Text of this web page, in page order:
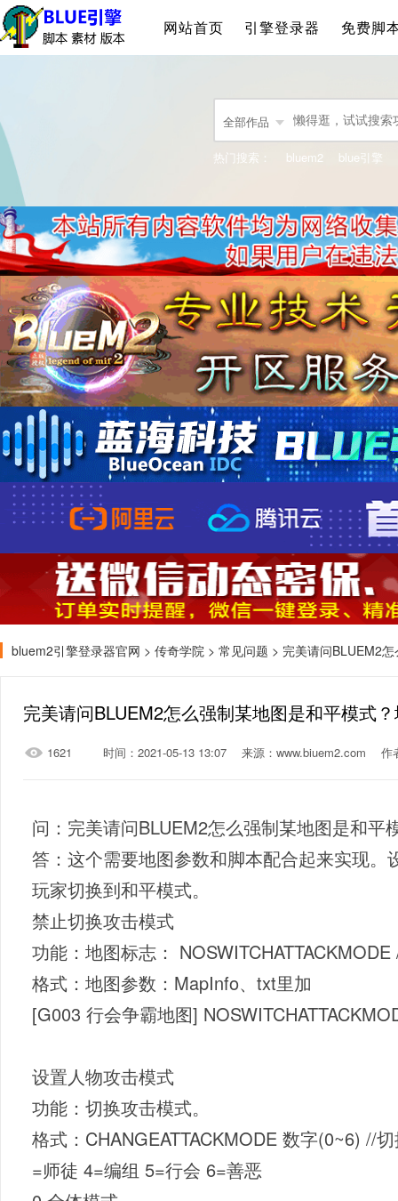
网站首页 引擎登录器 免费脚
全部作品
热门搜索： bluem2 blue引擎
bluem2引擎登录器官网 > 传奇学院 > 常见问题 > 完美请问BLUEM2
完美请问BLUEM2怎么强制某地图是和平模式
1621 时间：2021-05-13 13:07 来源：www.biuem2.com 作
问：完美请问BLUEM2怎么强制某地图是和平
答：这个需要地图参数和脚本配合起来实现
玩家切换到和平模式。
禁止切换攻击模式
功能：地图标志：
格式：地图参数：MapInfo、txt里加
[G003 行会争霸地图]
设置人物攻击模式
功能：切换攻击模式。
格式：CHANGEATTACKMODE 数字(0~6) //
=师徒 4=编组 5=行会 6=善恶